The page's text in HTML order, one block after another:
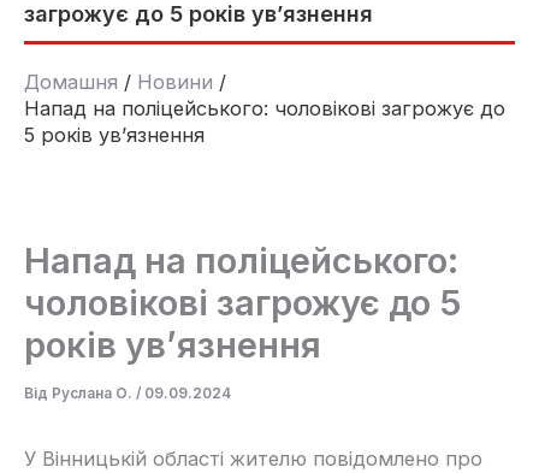
загрожує до 5 років ув’язнення
Домашня
Новини
Напад на поліцейського: чоловікові загрожує до
5 років ув’язнення
Напад на поліцейського:
чоловікові загрожує до 5
років ув’язнення
Від Руслана О. / 09.09.2024
У Вінницькій області жителю повідомлено про